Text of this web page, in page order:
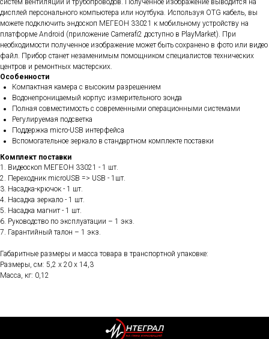
систем вентиляции и трубопроводов. Полученное изображение выводится на
дисплей персонального компьютера или ноутбука. Используя OTG кабель, вы
можете подключить эндоскоп МЕГЕОН 33021 к мобильному устройству на
платформе Android (приложение Camerafi2 доступно в PlayMarket). При
необходимости полученное изображение может быть сохранено в фото или видео
файл. Прибор станет незаменимым помощником специалистов технических
центров и ремонтных мастерских.
Особенности
Компактная камера с высоким разрешением
Водонепроницаемый корпус измерительного зонда
Полная совместимость с современными операционными системами
Регулируемая подсветка
Поддержка micro-USB интерфейса
Вспомогательное зеркало в стандартном комплекте поставки
Комплект поставки
1. Видеоскоп МЕГЕОН 33021 - 1 шт.
2. Переходник microUSB => USB - 1шт.
3. Насадка-крючок - 1 шт.
4. Насадка зеркало - 1 шт.
5. Насадка магнит - 1 шт.
6. Руководство по эксплуатации – 1 экз.
7. Гарантийный талон – 1 экз.
Габаритные размеры и масса товара в транспортной упаковке:
Размеры, см: 5,2 x 20 x 14,3
Масса, кг: 0,12